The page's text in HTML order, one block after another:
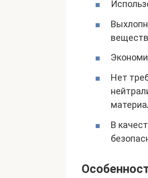
Нет
В